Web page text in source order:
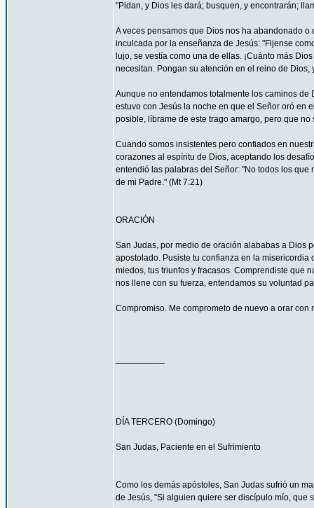
"Pidan, y Dios les dará; busquen, y encontrarán;
A veces pensamos que Dios nos ha abandonado
inculcada por la enseñanza de Jesús: "Fijense
lujo, se vestía como una de ellas. ¡Cuánto más
necesitan. Pongan su atención en el reino de
Aunque no entendamos totalmente los caminos
estuvo con Jesús la noche en que el Señor oró en
posible, líbrame de este trago amargo, pero que
Cuando somos insistentes pero confiados en
corazones al espíritu de Dios, aceptando los
entendió las palabras del Señor: "No todos los
de mi Padre." (Mt 7:21)
ORACIÓN
San Judas, por medio de oración alababas a Dios
apostolado. Pusiste tu confianza en la
miedos, tus triunfos y fracasos. Comprendiste que
nos llene con su fuerza, entendamos su voluntad
Compromiso. Me comprometo de nuevo a orar
DÍA TERCERO (Domingo)
San Judas, Paciente en el Sufrimiento
Como los demás apóstoles, San Judas sufrió un
de Jesús, "Si alguien quiere ser discípulo mío, que